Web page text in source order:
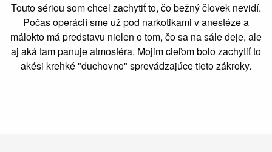
Touto sériou som chcel zachytiť to, čo bežný človek nevidí.
Počas operácií sme už pod narkotikami v anestéze a
málokto má predstavu nielen o tom, čo sa na sále deje, ale
aj aká tam panuje atmosféra. Mojim cieľom bolo zachytiť to
akési krehké "duchovno" sprevádzajúce tieto zákroky.